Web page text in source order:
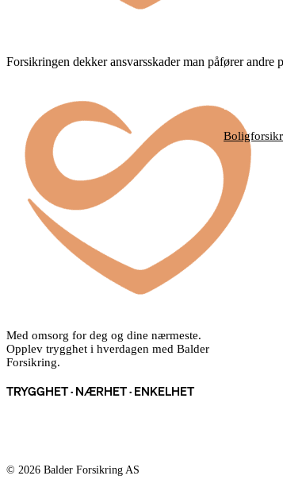
Forsikringen dekker ansvarsskader man påfører
Med omsorg for deg og dine nærmeste.
Opplev trygghet i hverdagen med Balder
Forsikring.
TRYGGHET · NÆRHET · ENKELHET
© 2026 Balder Forsikring AS